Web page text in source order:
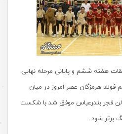
هفته ششم و پایانی مرحله نهایی
هرمزگان عصر امروز در میان
فجر بندرعباس موفق شد با شکست
برتر شود.